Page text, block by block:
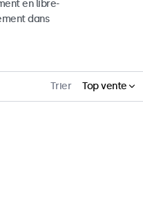
en libre-
dans
Trier Top vente